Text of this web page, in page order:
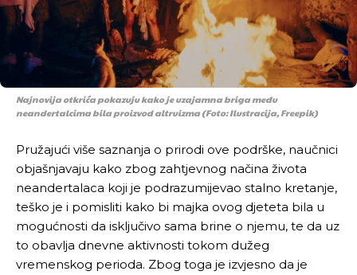
Najnovija otkrića pokazuju kako je uzajamna briga među
neandertalcima bila proizvod altruizma (Foto: Ilustracija, Freepik)
Pružajući više saznanja o prirodi ove podrške, naučnici
objašnjavaju kako zbog zahtjevnog načina života
neandertalaca koji je podrazumijevao stalno kretanje,
teško je i pomisliti kako bi majka ovog djeteta bila u
mogućnosti da isključivo sama brine o njemu, te da uz
to obavlja dnevne aktivnosti tokom dužeg
vremenskog perioda. Zbog toga je izvjesno da je